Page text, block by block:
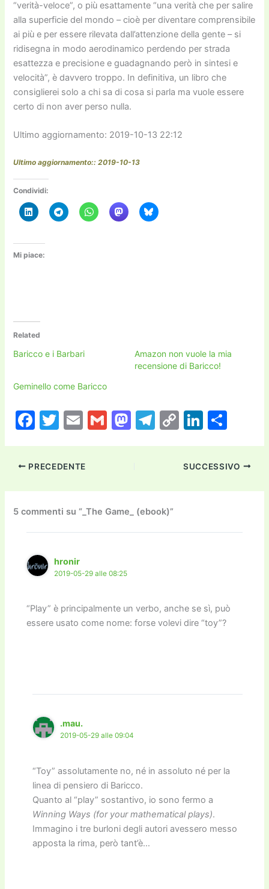
“verità-veloce”, o più esattamente “una verità che per salire
alla superficie del mondo – cioè per diventare comprensibile
ai più e per essere rilevata dall’attenzione della gente – si
ridisegna in modo aerodinamico perdendo per strada
esattezza e precisione e guadagnando però in sintesi e
velocità”, è davvero troppo. In definitiva, un libro che
consiglierei solo a chi sa di cosa si parla ma vuole essere
certo di non aver perso nulla.
Ultimo aggiornamento: 2019-10-13 22:12
Ultimo aggiornamento:: 2019-10-13
Condividi:
Mi piace:
Related
Baricco e i Barbari
Amazon non vuole la mia
recensione di Baricco!
Geminello come Baricco
F
c
e
b
o
o
k
T
itt
er
E
ai
l
G
M
d
o
n
T
a
m
C
p
y
Li
k
Li
k
e
dI
n
di
vi
PRECEDENTE SUCCESSIVO
5 commenti su “_The Game_ (ebook)”
hronir
2019-05-29 alle 08:25
“Play” è principalmente un verbo, anche se sì, può
essere usato come nome: forse volevi dire “toy”?
.mau.
2019-05-29 alle 09:04
“Toy” assolutamente no, né in assoluto né per la
linea di pensiero di Baricco.
Quanto al “play” sostantivo, io sono fermo a
Winning Ways (for your mathematical plays).
Immagino i tre burloni degli autori avessero messo
apposta la rima, però tant’è…